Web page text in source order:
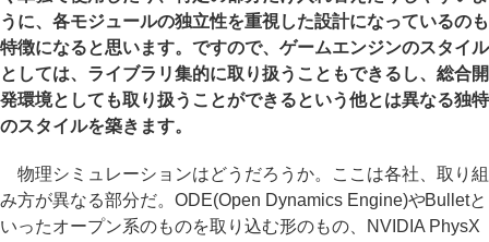
うに、各モジュールの独立性を重視した設計になっているのも
特徴になると思います。ですので、ゲームエンジンのスタイル
としては、ライブラリ集的に取り扱うこともできるし、総合開
発環境としても取り扱うことができるという他とは異なる独特
のスタイルを築きます。
物理シミュレーションはどうだろうか。ここは各社、取り組
み方が異なる部分だ。ODE(Open Dynamics Engine)やBulletと
いったオープン系のものを取り込む形のもの、NVIDIA PhysX